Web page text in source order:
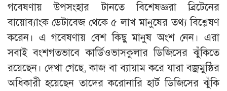
গবেষণায় উপসংহার টানতে বিশেষজ্ঞরা ব্রিটেনের
বায়োব্যাংক ডেটাবেজ থেকে ৫ লাখ মানুষের তথ্য বিশ্লেষণ
করেন। এ গবেষণায় বেশ কিছু মানুষ অংশ নেন। এরা
সবাই বংশগতভাবে কার্ডিওভাসকুলার ডিজিসের ঝুঁকিতে
রয়েছেন। দেখা গেছে, কাজ বা ব্যায়াম করে যারা বজ্রমুষ্ঠির
অধিকারী হয়েছেন তাদের করোনারি হার্ট ডিজিসের ঝুঁকি